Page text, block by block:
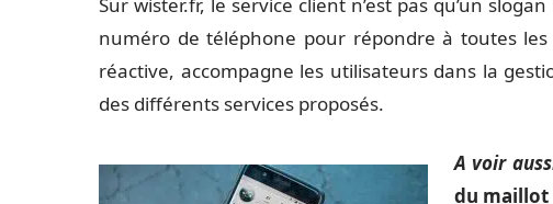
numéro de téléphone pour répondre à toutes les
réactive, accompagne les utilisateurs dans la
des différents services proposés.
A voir
du maillot